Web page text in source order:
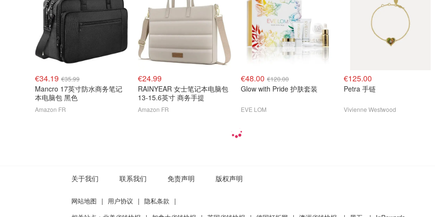
€34.19 €35.99
Mancro 17英寸防水商务笔记
本电脑包 黑色
Amazon FR
€24.99
RAINYEAR 女士笔记本电脑包
13-15.6英寸 商务手提
Amazon FR
€48.00 €120.00
Glow with Pride 护肤套装
EVE LOM
€125.00
Petra 手链
Vivienne Westwood
关于我们 联系我们 免责声明 版权声明
网站地图 | 用户协议 | 隐私条款
|